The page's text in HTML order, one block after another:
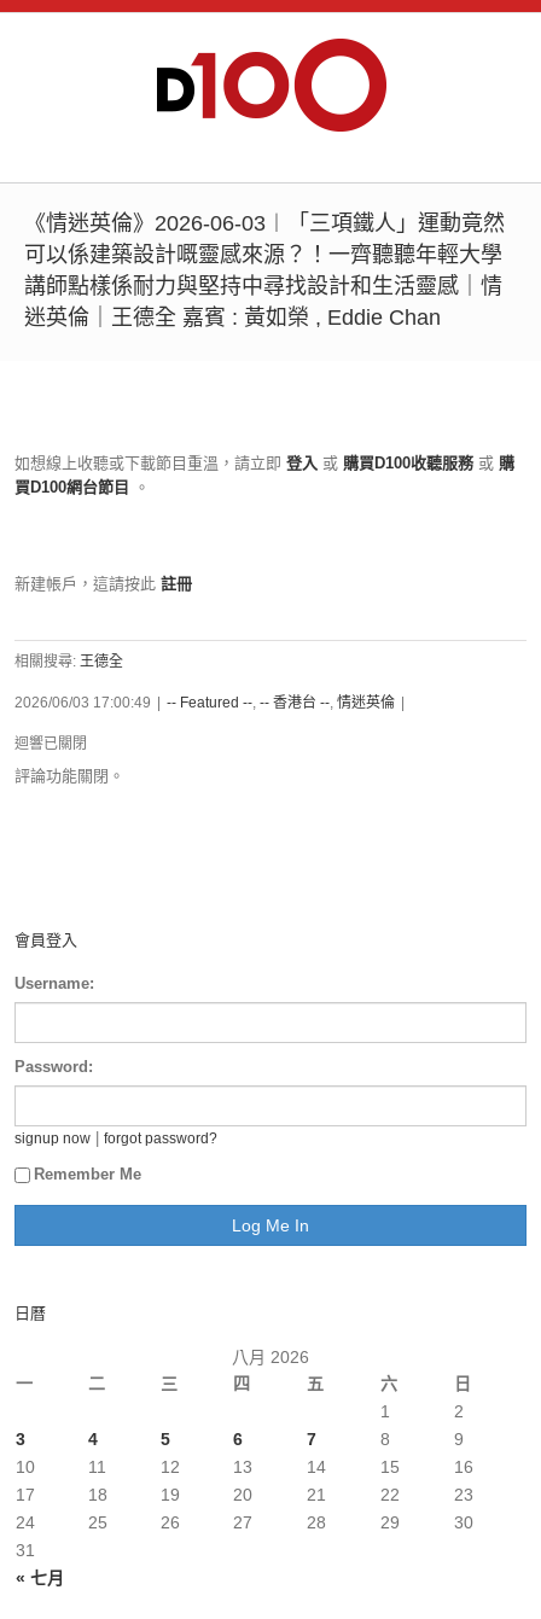
《情迷英倫》2026-06-03︱「三項鐵人」運動竟然
可以係建築設計嘅靈感來源？！一齊聽聽年輕大學
講師點樣係耐力與堅持中尋找設計和生活靈感｜情
迷英倫｜王德全 嘉賓 : 黃如榮 , Eddie Chan
如想線上收聽或下載節目重溫，請立即 登入 或 購買D100收聽服務 或 購
買D100網台節目
。
新建帳戶，這請按此 註冊
相關搜尋: 王德全
2026/06/03 17:00:49 -- Featured --, -- 香港台 --, 情迷英倫
迴響已關閉
評論功能關閉。
會員登入
Username:
Password:
signup now forgot password?
Remember Me
日曆
八月 2026
一
二 三 四 五 六 日
« 七月
1
2
3
4 5 6 7 8
9
10
11 12 13 14 15
16
17
18 19 20 21 22
23
24
25 26 27 28 29
30
31